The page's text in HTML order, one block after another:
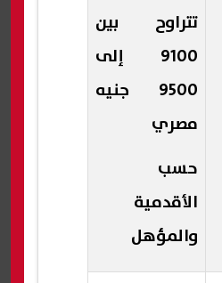
تتراوح بين
9100 إلى
9500 جنيه
مصري
حسب
الأقدمية
والمؤهل